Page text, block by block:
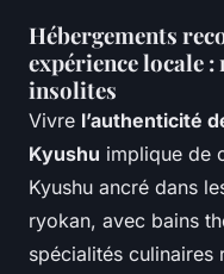
Hébergements
expérience locale
insolites
Vivre l’authenticité
Kyushu implique de
Kyushu ancré dans
ryokan, avec bains
spécialités culinaires